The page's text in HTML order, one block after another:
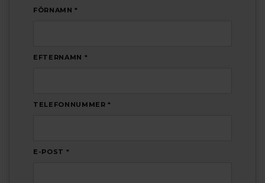
FÖRNAMN *
EFTERNAMN *
TELEFONNUMMER *
E-POST *